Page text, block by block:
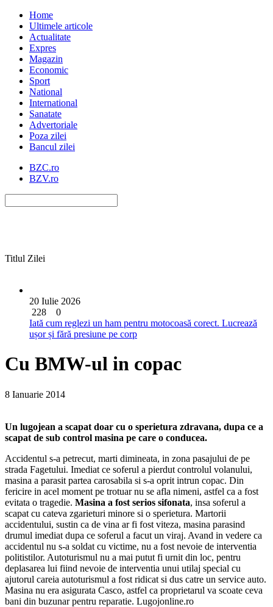
Home
Ultimele articole
Actualitate
Expres
Magazin
Economic
Sport
National
International
Sanatate
Advertoriale
Poza zilei
Bancul zilei
BZC.ro
BZV.ro
Titlul Zilei
20 Iulie 2026
228
0
Iată cum reglezi un ham pentru motocoasă corect. Lucrează
ușor și fără presiune pe corp
Cu BMW-ul in copac
8 Ianuarie 2014
Un lugojean a scapat doar cu o sperietura zdravana, dupa ce a
scapat de sub control masina pe care o conducea.
Accidentul s-a petrecut, marti dimineata, in zona pasajului de pe
strada Fagetului. Imediat ce soferul a pierdut controlul volanului,
masina a parasit partea carosabila si s-a oprit intrun copac. Din
fericire in acel moment pe trotuar nu se afla nimeni, astfel ca a fost
evitata o tragedie. Masina a fost serios sifonata, insa soferul a
scapat cu cateva zgarieturi minore si o sperietura. Martorii
accidentului, sustin ca de vina ar fi fost viteza, masina parasind
drumul imediat dupa ce soferul a facut un viraj. Avand in vedere ca
accidentul nu s-a soldat cu victime, nu a fost nevoie de interventia
politistilor. Autoturismul nu a mai putut fi urnit din loc, pentru
deplasarea lui fiind nevoie de interventia unui utilaj special cu
ajutorul careia autoturismul a fost ridicat si dus catre un service auto.
Masina nu era asigurata Casco, astfel ca proprietarul va scoate ceva
bani din buzunar pentru reparatie. Lugojonline.ro